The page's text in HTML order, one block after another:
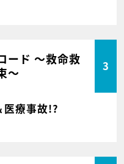
ード ～救命救
～
3
療事故!?